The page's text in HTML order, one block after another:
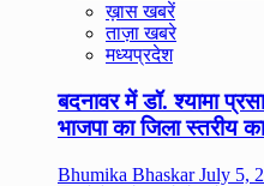
ख़ास खबरें
ताज़ा खबरे
मध्यप्रदेश
बदनावर में डॉ. श्यामा
भाजपा का जिला स्तरीय
Bhumika BhaskarJuly 5,